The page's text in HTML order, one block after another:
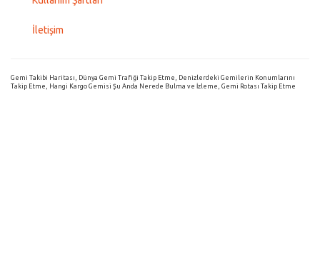
İletişim
Gemi Takibi Haritası, Dünya Gemi Trafiği Takip Etme, Denizlerdeki Gemilerin Konumlarını
Takip Etme, Hangi Kargo Gemisi Şu Anda Nerede Bulma ve İzleme, Gemi Rotası Takip Etme